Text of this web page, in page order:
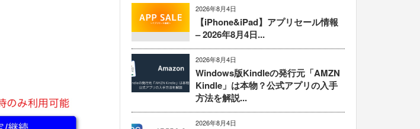
2026年8月4日
【iPhone&iPad】アプリセール情報
– 2026年8月4日...
2026年8月4日
Windows版Kindleの発行元「AMZN
Kindle」は本物？公式アプリの入手
方法を解説...
2026年8月4日